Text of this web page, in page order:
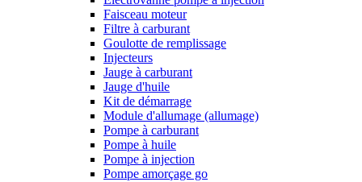
Faisceau moteur
Filtre à carburant
Goulotte de remplissage
Injecteurs
Jauge à carburant
Jauge d'huile
Kit de démarrage
Module d'allumage (allumage)
Pompe à carburant
Pompe à huile
Pompe à injection
Pompe amorçage go